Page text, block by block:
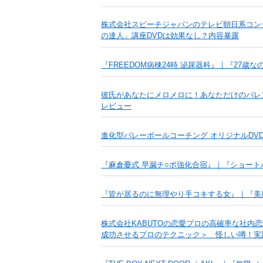
株式会社スピーチジャパンのテレビ朝日系コ
の達人」講座DVDは効果なし？内容暴露
『FREEDOM病棟24時 泌尿器科』｜『27歳
彼氏があなたにメロメロに！あなただけのバ
レビュー
進化型バレーボールコーチング オリジナル
『麻倉憂式 早漏チ○ポ強化合宿』｜『ショー
『皆が居るのに無理やり手コキする女』｜『
株式会社KABUTOの恋愛プロの高確率な社内
成功させるプロのテクニック＞ 怪しい噂！実